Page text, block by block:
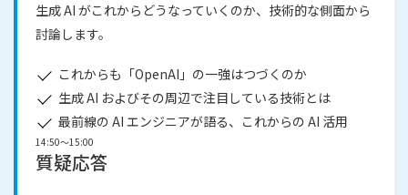
生成 AI がこれからどうなっていくのか、技術的な側面から
討論します。
これからも「OpenAI」の一強はつづくのか
生成 AI およびその周辺で注目している技術とは
最前線の AI エンジニアが語る、これからの AI 活用
14:50～15:00
質疑応答